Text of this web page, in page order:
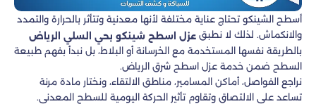
أسطح الشينكو تحتاج عناية مختلفة لأنها معدنية وتتأثر بالحرارة والتمدد
والانكماش. لذلك لا نطبق عزل اسطح شينكو بحي السلي الرياض
بالطريقة نفسها المستخدمة مع الخرسانة أو البلاط، بل نبدأ بفهم طبيعة
السطح ضمن خدمة عزل اسطح شرق الرياض.
نراجع الفواصل، أماكن المسامير، مناطق الالتقاء، ونختار مادة مرنة
تساعد على الالتصاق وتقاوم تأثير الحركة اليومية للسطح المعدني.